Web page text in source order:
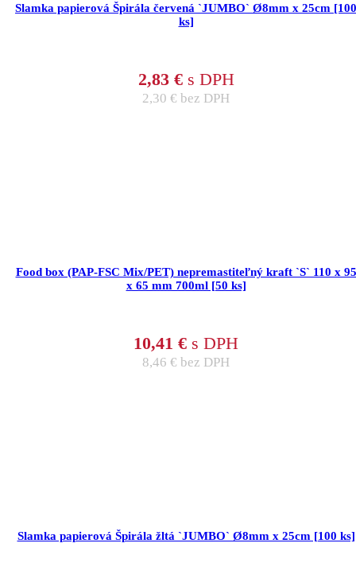
Slamka papierová Špirála červená `JUMBO` Ø8mm x 25cm [100
ks]
2,83 €s DPH
2,30 € bez DPH
Food box (PAP-FSC Mix/PET) nepremastiteľný kraft `S` 110 x 95
x 65 mm 700ml [50 ks]
10,41 € s DPH
8,46 € bez DPH
Slamka papierová Špirála žltá `JUMBO` Ø8mm x 25cm [100 ks]